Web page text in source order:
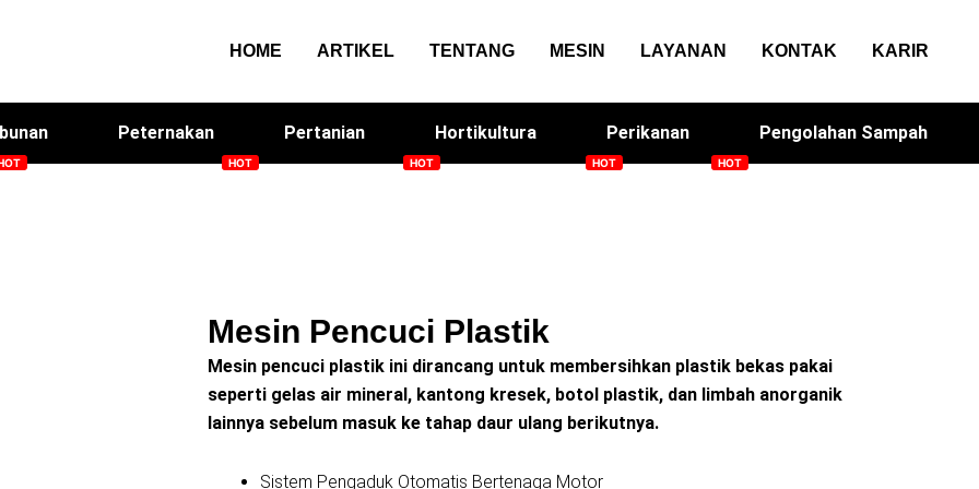
HOME ARTIKEL TENTANG MESIN LAYANAN KONTAK KARIR
Peternakan Pertanian Hortikultura Perikanan Pengolahan Sampah
Mesin Pencuci Plastik
Mesin pencuci plastik ini dirancang untuk membersihkan plastik bekas pakai
seperti gelas air mineral, kantong kresek, botol plastik, dan limbah anorganik
lainnya sebelum masuk ke tahap daur ulang berikutnya.
Sistem Pengaduk Otomatis Bertenaga Motor